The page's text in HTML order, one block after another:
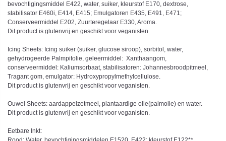
bevochtigingsmiddel E422, water, suiker, kleurstof E170, dextrose,
stabilisator E460i, E414, E415; Emulgatoren E435, E491, E471;
Conserveermiddel E202, Zuurteregelaar E330, Aroma.
Dit product is glutenvrij en geschikt voor veganisten
Icing Sheets: Icing suiker (suiker, glucose siroop), sorbitol, water,
gehydrogeerde Palmpitolie, geleermiddel: Xanthaangom,
conserveermiddel: Kaliumsorbaat, stabilisatoren: Johannesbroodpitmeel,
Tragant gom, emulgator: Hydroxypropylmethylcellulose.
Dit product is glutenvrij en geschikt voor veganisten.
Ouwel Sheets: aardappelzetmeel, plantaardige olie(palmolie) en water.
Dit product is glutenvrij en geschikt voor veganisten.
Eetbare Inkt: